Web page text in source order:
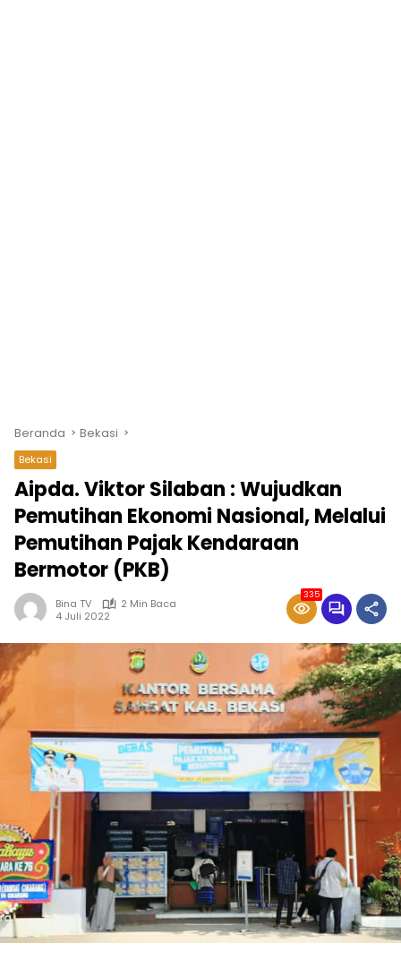
Beranda Bekasi
Bekasi
Aipda. Viktor Silaban : Wujudkan
Pemutihan Ekonomi Nasional, Melalui
Pemutihan Pajak Kendaraan
Bermotor (PKB)
Bina TV
2 Min Baca
4 Juli 2022
335